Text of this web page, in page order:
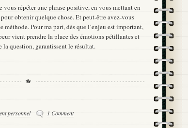
vous répéter une phrase positive, en vous mettant en
obtenir quelque chose. Et peut-être avez-vous
méthode. Pour ma part, dès que l’enjeu est important,
vient prendre la place des émotions pétillantes et
la question, garantissent le résultat.
personnel 1 Comment